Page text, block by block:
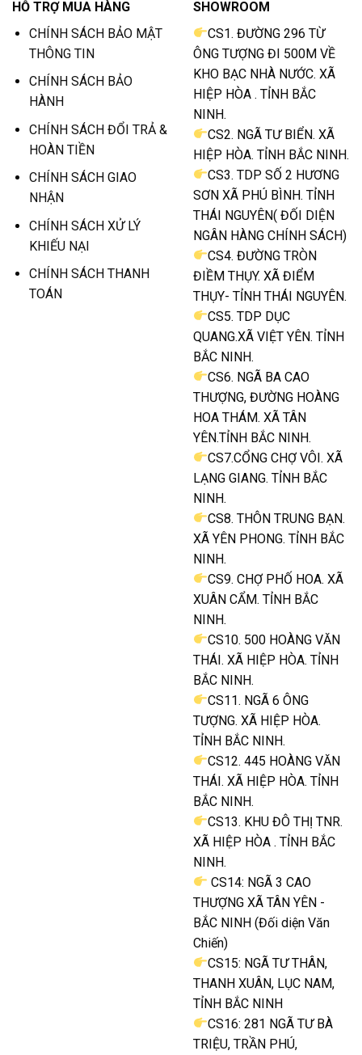
HỖ TRỢ MUA HÀNG
CHÍNH SÁCH BẢO MẬT
THÔNG TIN
CHÍNH SÁCH BẢO
HÀNH
CHÍNH SÁCH ĐỔI TRẢ &
HOÀN TIỀN
CHÍNH SÁCH GIAO
NHẬN
CHÍNH SÁCH XỬ LÝ
KHIẾU NẠI
CHÍNH SÁCH THANH
TOÁN
SHOWROOM
CS1. ĐƯỜNG 296 TỪ
ÔNG TƯỢNG ĐI 500M VỀ
KHO BẠC NHÀ NƯỚC. XÃ
HIỆP HÒA . TỈNH BẮC
NINH.
CS2. NGÃ TƯ BIỂN. XÃ
HIỆP HÒA. TỈNH BẮC NINH.
CS3. TDP SỐ 2 HƯƠNG
SƠN XÃ PHÚ BÌNH. TỈNH
THÁI NGUYÊN( ĐỐI DIỆN
NGÂN HÀNG CHÍNH SÁCH)
CS4. ĐƯỜNG TRÒN
ĐIỀM THỤY. XÃ ĐIỂM
THỤY- TỈNH THÁI NGUYÊN.
CS5. TDP DỤC
QUANG.XÃ VIỆT YÊN. TỈNH
BẮC NINH.
CS6. NGÃ BA CAO
THƯỢNG, ĐƯỜNG HOÀNG
HOA THÁM. XÃ TÂN
YÊN.TỈNH BẮC NINH.
CS7.CỔNG CHỢ VÔI. XÃ
LẠNG GIANG. TỈNH BẮC
NINH.
CS8. THÔN TRUNG BẠN.
XÃ YÊN PHONG. TỈNH BẮC
NINH.
CS9. CHỢ PHỐ HOA. XÃ
XUÂN CẨM. TỈNH BẮC
NINH.
CS10. 500 HOÀNG VĂN
THÁI. XÃ HIỆP HÒA. TỈNH
BẮC NINH.
CS11. NGÃ 6 ÔNG
TƯỢNG. XÃ HIỆP HÒA.
TỈNH BẮC NINH.
CS12. 445 HOÀNG VĂN
THÁI. XÃ HIỆP HÒA. TỈNH
BẮC NINH.
CS13. KHU ĐÔ THỊ TNR.
XÃ HIỆP HÒA . TỈNH BẮC
NINH.
CS14: NGÃ 3 CAO
THƯỢNG XÃ TÂN YÊN -
BẮC NINH (Đối diện Văn
Chiến)
CS15: NGÃ TƯ THÂN,
THANH XUÂN, LỤC NAM,
TỈNH BẮC NINH
CS16: 281 NGÃ TƯ BÀ
TRIỆU, TRẦN PHÚ,